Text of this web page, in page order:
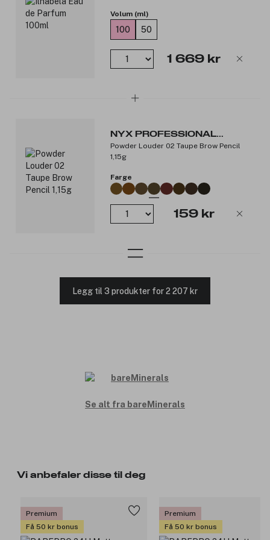
**Basert på en forbrukertest
Produktnummer:
Volum (ml)
100 50
1 669 kr
NYX PROFESSIONAL
MAKEUP
Powder Louder 02 Taupe Brow Pencil
1,15g
Farge
159 kr
Legg til 3 produkter for 2 207 kr
Se alt fra bareMinerals
Vi anbefaler disse til deg
Premium
Få 50 kr bonus
Premium
Få 50 kr bonus